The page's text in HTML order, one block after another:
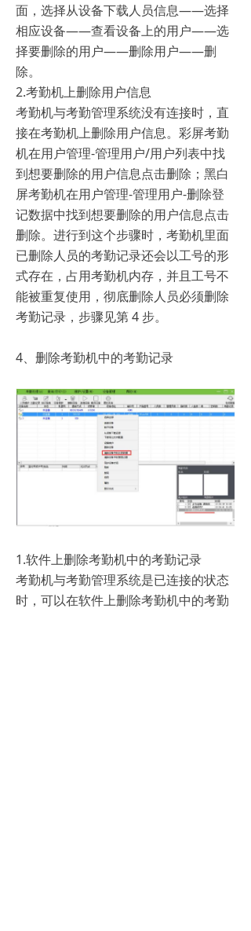
面，选择从设备下载人员信息——选择
相应设备——查看设备上的用户——选
择要删除的用户——删除用户——删
除。
2.考勤机上删除用户信息
考勤机与考勤管理系统没有连接时，直
接在考勤机上删除用户信息。彩屏考勤
机在用户管理-管理用户/用户列表中找
到想要删除的用户信息点击删除；黑白
屏考勤机在用户管理-管理用户-删除登
记数据中找到想要删除的用户信息点击
删除。进行到这个步骤时，考勤机里面
已删除人员的考勤记录还会以工号的形
式存在，占用考勤机内存，并且工号不
能被重复使用，彻底删除人员必须删除
考勤记录，步骤见第 4 步。
4、删除考勤机中的考勤记录
1.软件上删除考勤机中的考勤记录
考勤机与考勤管理系统是已连接的状态
时，可以在软件上删除考勤机中的考勤